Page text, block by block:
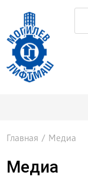
Главная / Медиа
Медиа